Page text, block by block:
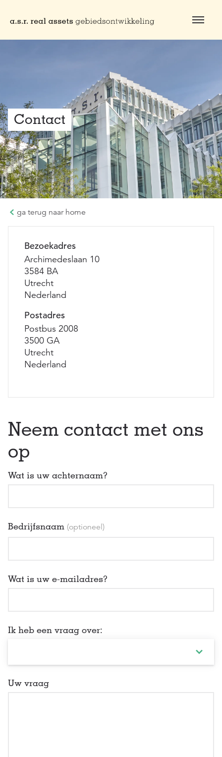
Contact
ga terug naar home
Bezoekadres
Archimedeslaan 10
3584 BA
Utrecht
Nederland
Postadres
Postbus 2008
3500 GA
Utrecht
Nederland
Neem contact met ons
op
Wat is uw achternaam?
Bedrijfsnaam (optioneel)
Wat is uw e-mailadres?
Ik heb een vraag over:
Uw vraag